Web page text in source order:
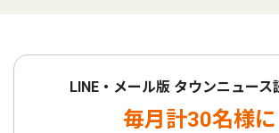
LINE・メール版 タウンニュース
毎月計30名様に